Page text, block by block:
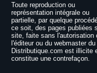
Toute reproduction ou
représentation intégrale ou
partielle, par quelque
ce soit, des pages publiées
site, faite sans l'autorisation
l'éditeur ou du webmaster
Distributique.com est illicite
constitue une contrefaçon.